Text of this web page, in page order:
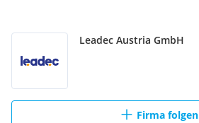
Leadec Austria GmbH
Firma folgen